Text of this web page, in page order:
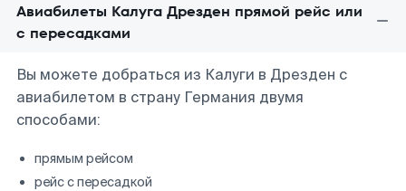
Авиабилеты Калуга Дрезден прямой рейс или
с пересадками
Вы можете добраться из Калуги в Дрезден с
авиабилетом в страну Германия двумя
способами:
прямым рейсом
рейс с пересадкой